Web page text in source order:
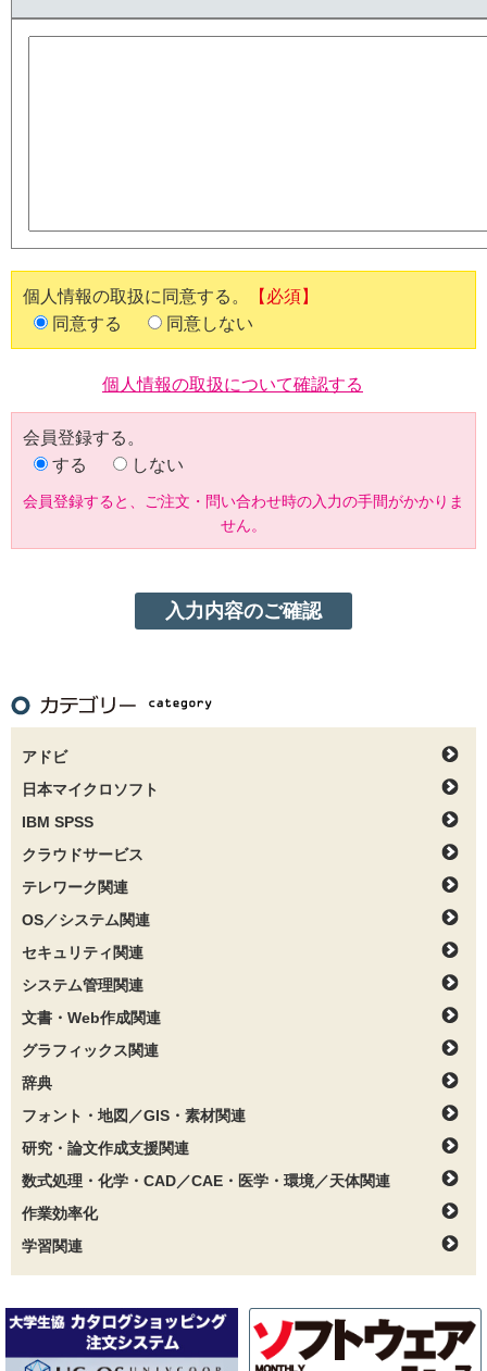
個人情報の取扱に同意する。
【必須】
同意する
同意しない
個人情報の取扱について確認する
会員登録する。
する
しない
会員登録すると、ご注文・問い合わせ時の入力の手間がかかりま
せん。
アドビ
日本マイクロソフト
IBM SPSS
クラウドサービス
テレワーク関連
OS／システム関連
セキュリティ関連
システム管理関連
文書・Web作成関連
グラフィックス関連
辞典
フォント・地図／GIS・素材関連
研究・論文作成支援関連
数式処理・化学・CAD／CAE・医学・環境／天体関連
作業効率化
学習関連